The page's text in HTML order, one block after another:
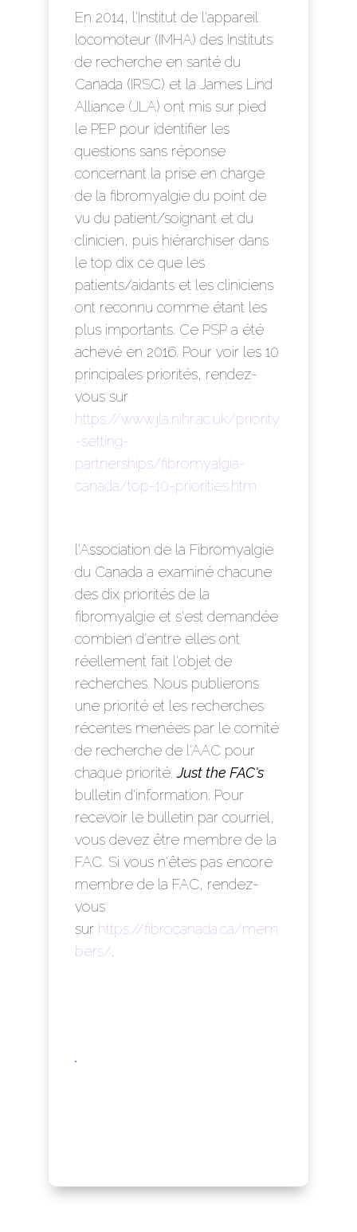
En 2014, l'Institut de l'appareil
locomoteur (IMHA) des Instituts
de recherche en santé du
Canada (IRSC) et la James Lind
Alliance (JLA) ont mis sur pied
le PEP pour identifier les
questions sans réponse
concernant la prise en charge
de la fibromyalgie du point de
vu du patient/soignant et du
clinicien, puis hiérarchiser dans
le top dix ce que les
patients/aidants et les cliniciens
ont reconnu comme étant les
plus importants. Ce PSP a été
achevé en 2016. Pour voir les 10
principales priorités, rendez-
vous sur
https://www.jla.nihr.ac.uk/priority
-setting-
partnerships/fibromyalgia-
canada/top-10-priorities.htm
l'Association de la Fibromyalgie
du Canada a examiné chacune
des dix priorités de la
fibromyalgie et s'est demandée
combien d'entre elles ont
réellement fait l'objet de
recherches. Nous publierons
une priorité et les recherches
récentes menées par le comité
de recherche de l'AAC pour
chaque priorité.Just the FAC's
bulletin d'information. Pour
recevoir le bulletin par courriel,
vous devez être membre de la
FAC. Si vous n'êtes pas encore
membre de la FAC, rendez-
vous
sur https://fibrocanada.ca/mem
bers/